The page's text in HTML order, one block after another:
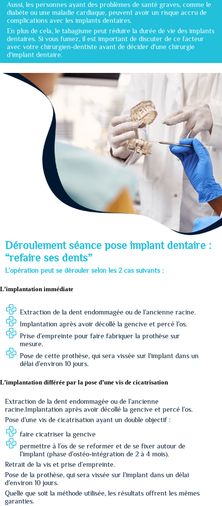
Aussi, les personnes ayant des problèmes de santé graves, comme le
diabète ou une maladie cardiaque, peuvent avoir un risque accru de
complications avec les implants dentaires.
En plus de cela, le tabagisme peut réduire la durée de vie des implants
dentaires. Si vous fumez, il est important de discuter de ce facteur
avec votre chirurgien-dentiste avant de décider d'une chirurgie
d'implant dentaire.
Déroulement séance pose implant dentaire :
“refaire ses dents”
L’opération peut se dérouler selon les 2 cas suivants :
L’implantation immédiate
Extraction de la dent endommagée ou de l’ancienne racine.
Implantation après avoir décollé la gencive et percé l’os.
Prise d’empreinte pour faire fabriquer la prothèse sur
mesure.
Pose de cette prothèse, qui sera vissée sur l’implant dans un
délai d’environ 10 jours.
L’implantation différée par la pose d’une vis de cicatrisation
Extraction de la dent endommagée ou de l’ancienne
racine.Implantation après avoir décollé la gencive et percé l’os.
Pose d’une vis de cicatrisation ayant un double objectif :
faire cicatriser la gencive
permettre à l’os de se reformer et de se fixer autour de
l’implant (phase d’ostéo-intégration de 2 à 4 mois).
Retrait de la vis et prise d’empreinte.
Pose de la prothèse, qui sera vissée sur l’implant dans un délai
d’environ 10 jours.
Quelle que soit la méthode utilisée, les résultats offrent les mêmes
garanties.